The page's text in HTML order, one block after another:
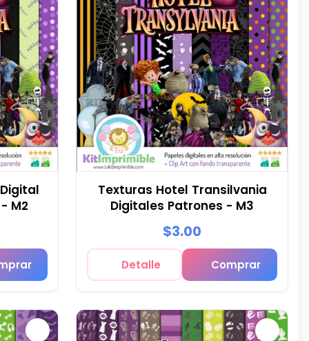
M2
Texturas Hotel Transilvania
Digitales Patrones - M3
$3.00
Detalle Comprar